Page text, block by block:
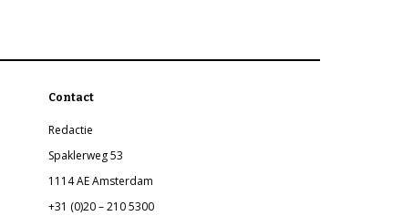
Contact
Redactie
Spaklerweg 53
1114 AE Amsterdam
+31 (0)20 – 210 5300